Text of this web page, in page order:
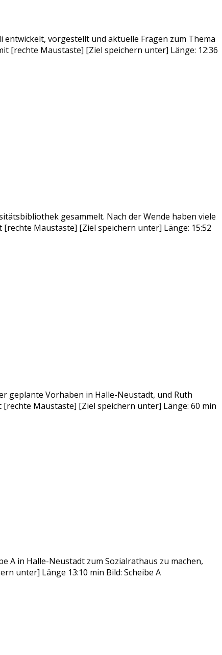
entwickelt, vorgestellt und aktuelle Fragen zum Thema
[rechte Maustaste] [Ziel speichern unter] Länge: 12:36
gesammelt. Nach der Wende haben viele
Maustaste] [Ziel speichern unter] Länge: 15:52
geplante Vorhaben in Halle-Neustadt, und Ruth
Maustaste] [Ziel speichern unter] Länge: 60 min
A in Halle-Neustadt zum Sozialrathaus zu machen,
unter] Länge 13:10 min Bild: Scheibe A